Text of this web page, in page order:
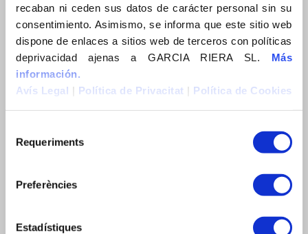
recaban ni ceden sus datos de carácter personal sin su
consentimiento. Asimismo, se informa que este sitio web
dispone de enlaces a sitios web de terceros con políticas
deprivacidad ajenas a GARCIA RIERA SL. Más
información.
Avís Legal | Política de Privacitat | Política de Cookies
Requeriments
Preferències
Estadístiques
Conjunt d’aparellats
Comunitats Residencials de Cambrils, SL